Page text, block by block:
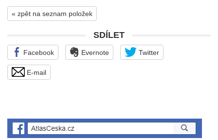
« zpět na seznam položek
SDÍLET
Facebook Evernote Twitter
E-mail